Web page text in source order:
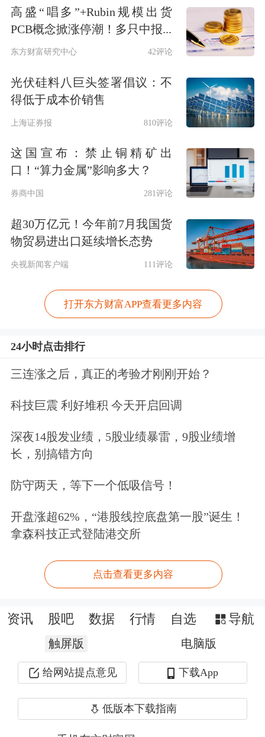
性科技攻关。而从2019年开始，就陆续
推出了科创板、创业板注册制等，鼓励
科创企业融资。决策层倾向于给哪个方
向的产业加杠杆，哪类产业的盈利趋势
和风格最终往往会更加占优。“科技龙
头50强”的营收和净利润也的确大幅超
出A股整体水平。中银科技创新基金经
理王帅表示，新能源、5G等相关产业
都处在快速渗透的前期，而在双循环背
景下，供应链补短板的迫切性也会使政
策加强对新兴领域的支持，科技股的利
好环境仍将延续。
王帅看好以医疗服务和CXO为代表的医
的新能源板块、以5G为代表的
技板块及以互联网为代表的其他科技板
块，这也是他管理的中银科技创新聚焦
的领域。王帅善于挖掘高成长优质公
司，行业均衡配置且较为分散，熟悉
药生物、 计算机、 电子 、
日成立以来至2021年二季度末，中银科
综指涨幅为6.51%。截至2021年6月30
质生活混合基金获得海通证券五星评
级，近一年、近两年和近三年超额收益
均位列灵活策略混合型基金的前20%(数
据来源：海通证券基金评价)。
高盛“唱多”+Rubin规模出货
PCB概念掀涨停潮！多只中报...
东方财富研究中心 42评论
光伏硅料八巨头签署倡议：不
得低于成本价销售
上海证券报 810评论
这国宣布：禁止铜精矿出
口！“算力金属”影响多大？
券商中国 281评论
超30万亿元！今年前7月我国货
物贸易进出口延续增长态势
央视新闻客户端 111评论
打开东方财富APP查看更多内容
24小时点击排行
三连涨之后，真正的考验才刚刚开始？
科技巨震 利好堆积 今天开启回调
深夜14股发业绩，5股业绩暴雷，9股业绩增
长，别搞错方向
防守两天，等下一个低吸信号！
开盘涨超62%，“港股线控底盘第一股”诞生！
拿森科技正式登陆港交所
点击查看更多内容
资讯 股吧 数据 行情 自选 导航
触屏版 电脑版
给网站提点意见 下载App
低版本下载指南